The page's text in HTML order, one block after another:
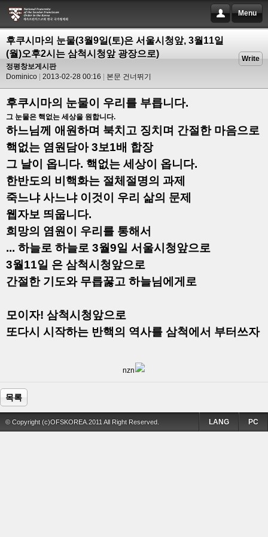
Menu
후쿠시마의 눈물(3월9일(토)은 서울시청앞, 3월11일
(월)오후2시는 삼척시청앞 광장으로)
정평창보게시판
Dominico
2013-02-28 00:16 본문 건너뛰기
Write
후쿠시마의 눈물이 우리를 부릅니다.
그 눈물은 핵없는 세상을 원합니다.
하느님께 애원하며 북치고 징치며 간절한 마음으로
핵없는 염원담아 3보1배 합장
그 날이 옵니다. 핵없는 세상이 옵니다.
한반도의 비핵화는 절체절명의 과제
죽느냐 사느냐 이것이 우리 삶의 문제
웹자보 띄웁니다.
희망의 염원이 우리를 통해서
... 하늘로 하늘로 3월9일 서울시청앞으로
3월11일 은 삼척시청앞으로
간절한 기도와 무릅꿇고 하늘님에게로
모이자! 삼척시청앞으로
또다시 시작하는 반핵의 역사를 삼척에서 부터쓰자
nzn
목록
© Copyright (c)OFSKOREA.2011 All Right Reserved. PC
LANG